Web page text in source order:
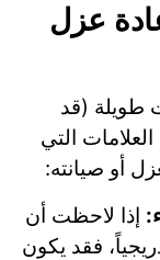
عزل
طويلة (قد
العلامات التي
أو صيانته:
إذا لاحظت أن
فقد يكون